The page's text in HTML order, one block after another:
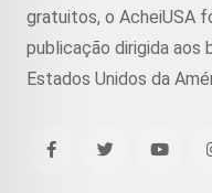
gratuitos, o AcheiUSA
publicação dirigida aos
Estados Unidos da